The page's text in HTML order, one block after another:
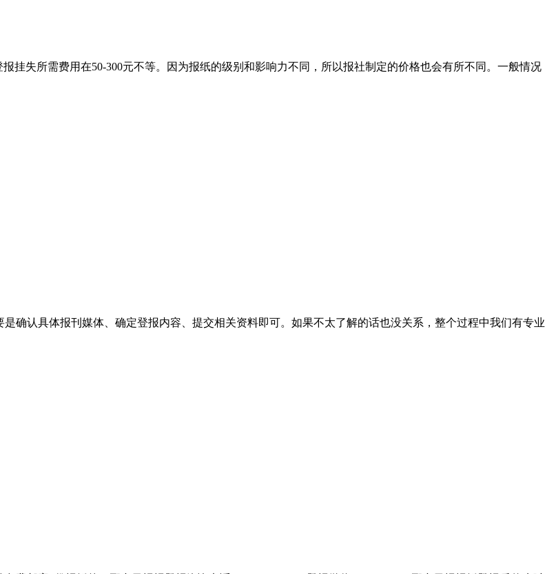
挂失所需费用在50-300元不等。因为报纸的级别和影响力不同，所以报社制定的价格也会有所不同。一般情况
确认具体报刊媒体、确定登报内容、提交相关资料即可。如果不太了解的话也没关系，整个过程中我们有专业